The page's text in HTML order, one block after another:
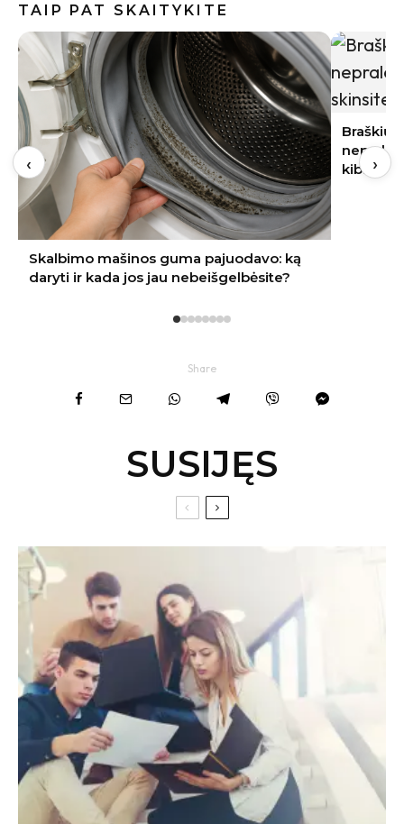
TAIP PAT SKAITYKITE
Braškių sodinimas rugpjūtį 2026:
nepraleiskite šių datų – kitąmet skinsite
kibirais
Vasaros
įvaizdį
‹ ›
Share
SUSIJĘS